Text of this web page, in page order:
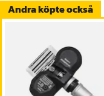
Andra köpte också